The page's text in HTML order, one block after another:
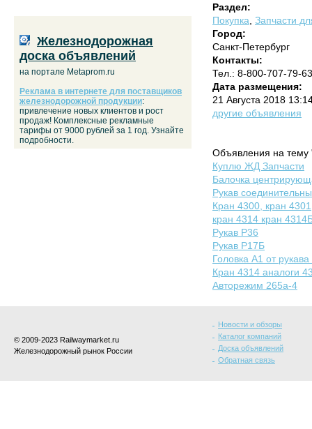
Раздел:
Покупка Запчасти
Город:
Санкт-Петербург
Контакты:
Тел.: 8-800-707-79-
Дата размещения:
21 Августа 2018
другие объявления
Объявления на тему
Куплю ЖД Запчасти
Балочка
Рукав
Кран 4300, кран
кран 4314 кран
Рукав Р36
Рукав Р17Б
Головка А1 от
Кран 4314 аналоги
Авторежим 265а-4
Железнодорожная
доска объявлений
на портале Metaprom.ru
Реклама в интернете для поставщиков
железнодорожной продукции:
привлечение новых клиентов и рост
продаж! Комплексные рекламные
тарифы от 9000 рублей за 1 год. Узнайте
подробности.
© 2009-2023 Railwaymarket.ru
Железнодорожный рынок России
Новости и обзоры
Каталог компаний
Доска объявлений
Обратная связь